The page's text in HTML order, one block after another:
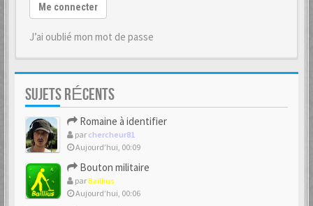
Me connecter
J’ai oublié mon mot de passe
SUJETS RÉCENTS
Romaine à identifier
par chercheur81
Aujourd’hui, 00:09
Bouton militaire
parBaillius
Aujourd’hui, 00:06